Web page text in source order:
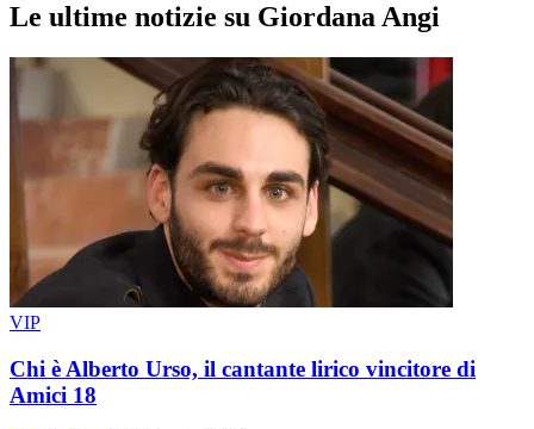
Le ultime notizie su Giordana Angi
VIP
Chi è Alberto Urso, il cantante lirico vincitore di
Amici 18